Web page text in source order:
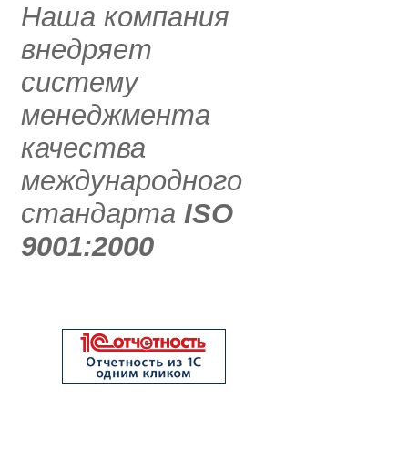
Наша компания
внедряет
систему
менеджмента
качества
международного
стандарта ISO
9001:2000